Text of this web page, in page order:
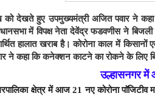
देखते हुए उपमुख्यमंत्री अजित पवार ने कहा
में विपक्ष नेता देवेंद्र फडवणीस ने
हालात खराब है। कोरोना काल में
ने कहा कि कनेक्शन काटने का रोकने के लिए
उल्हासनगर
क्षेत्र मेंआज 21 नए कोरोना